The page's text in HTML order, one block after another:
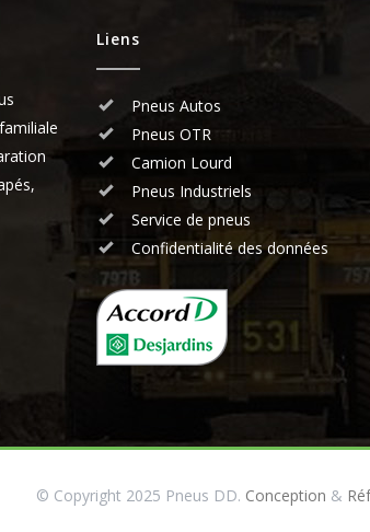
Liens
Pneus Autos
Pneus OTR
Camion Lourd
Pneus Industriels
Service de pneus
Confidentialité des données
© Copyright 2025 Pneus DD. Conception &